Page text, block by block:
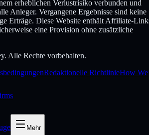
erheblichen Verlustrisiko verbunden und
Anleger. Vergangene Ergebnisse sind keine
Erträge. Diese Website enthält Affiliate-
eine Provision ohne zusätzliche
Alle Rechte vorbehalten.
Redaktionelle RichtlinieHow We
Mehr